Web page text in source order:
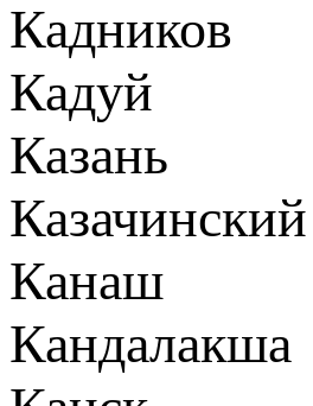
Кадников
Кадуй
Казань
Канаш
Кандалакша